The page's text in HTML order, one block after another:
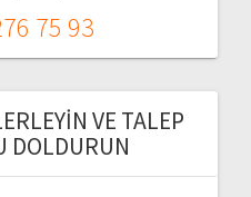
75 93
VE TALEP
DOLDURUN